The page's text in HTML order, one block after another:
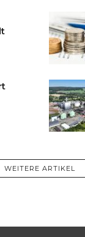
WEITERE ARTIKEL